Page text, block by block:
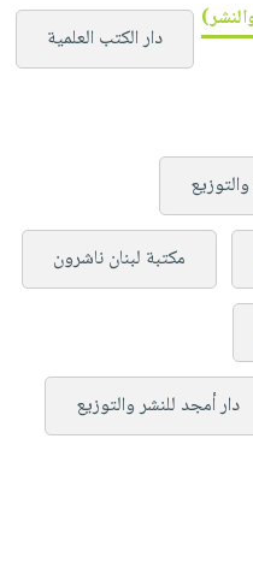
دار الكتب العلمية
مكتبة لبنان ناشرون
دار أمجد للنشر والتوزيع